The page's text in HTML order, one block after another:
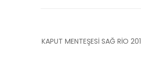
KAPUT MENTEŞESİ SAĞ RİO